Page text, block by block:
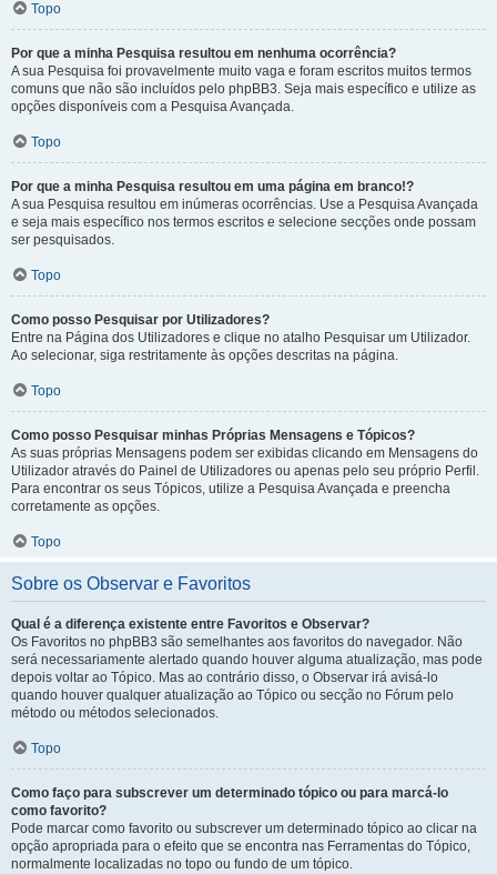
Topo
Por que a minha Pesquisa resultou em nenhuma ocorrência?
A sua Pesquisa foi provavelmente muito vaga e foram escritos muitos termos
comuns que não são incluídos pelo phpBB3. Seja mais específico e utilize as
opções disponíveis com a Pesquisa Avançada.
Topo
Por que a minha Pesquisa resultou em uma página em branco!?
A sua Pesquisa resultou em inúmeras ocorrências. Use a Pesquisa Avançada
e seja mais específico nos termos escritos e selecione secções onde possam
ser pesquisados.
Topo
Como posso Pesquisar por Utilizadores?
Entre na Página dos Utilizadores e clique no atalho Pesquisar um Utilizador.
Ao selecionar, siga restritamente às opções descritas na página.
Topo
Como posso Pesquisar minhas Próprias Mensagens e Tópicos?
As suas próprias Mensagens podem ser exibidas clicando em Mensagens do
Utilizador através do Painel de Utilizadores ou apenas pelo seu próprio Perfil.
Para encontrar os seus Tópicos, utilize a Pesquisa Avançada e preencha
corretamente as opções.
Topo
Sobre os Observar e Favoritos
Qual é a diferença existente entre Favoritos e Observar?
Os Favoritos no phpBB3 são semelhantes aos favoritos do navegador. Não
será necessariamente alertado quando houver alguma atualização, mas pode
depois voltar ao Tópico. Mas ao contrário disso, o Observar irá avisá-lo
quando houver qualquer atualização ao Tópico ou secção no Fórum pelo
método ou métodos selecionados.
Topo
Como faço para subscrever um determinado tópico ou para marcá-lo
como favorito?
Pode marcar como favorito ou subscrever um determinado tópico ao clicar na
opção apropriada para o efeito que se encontra nas Ferramentas do Tópico,
normalmente localizadas no topo ou fundo de um tópico.